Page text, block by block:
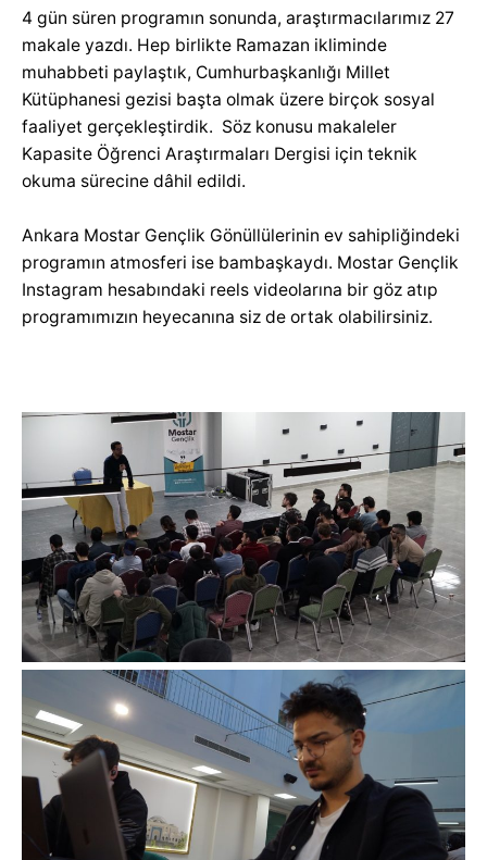
4 gün süren programın sonunda, araştırmacılarımız 27
makale yazdı. Hep birlikte Ramazan ikliminde
muhabbeti paylaştık, Cumhurbaşkanlığı Millet
Kütüphanesi gezisi başta olmak üzere birçok sosyal
faaliyet gerçekleştirdik. Söz konusu makaleler
Kapasite Öğrenci Araştırmaları Dergisi için teknik
okuma sürecine dâhil edildi.
Ankara Mostar Gençlik Gönüllülerinin ev sahipliğindeki
programın atmosferi ise bambaşkaydı. Mostar Gençlik
Instagram hesabındaki reels videolarına bir göz atıp
programımızın heyecanına siz de ortak olabilirsiniz.